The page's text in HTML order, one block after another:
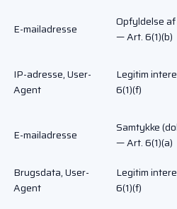
E-mailadresse
Opfyldelse
— Art. 6(1)(b)
IP-adresse, User-
Agent
Legitim
6(1)(f)
E-mailadresse
Samtykke
— Art. 6(1)(a)
Brugsdata, User-
Agent
Legitim
6(1)(f)